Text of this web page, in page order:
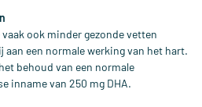
ook minder gezonde vetten
aan een normale werking van het hart.
behoud van een normale
inname van 250 mg DHA.